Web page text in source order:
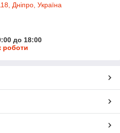
Дніпро, Україна
до 18:00
роботи